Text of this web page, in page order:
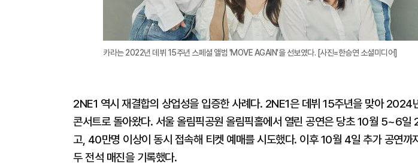
카라는 2022년 데뷔 15주년 스페셜 앨범 'MOVE AGAIN'을 선보였다. [사진=한승연 소셜미디어]
2NE1 역시 재결합의 상업성을 입증한 사례다. 2NE1은 데뷔 15주년을 맞아
콘서트로 돌아왔다. 서울 올림픽공원 올림픽홀에서 열린 공연은 당초 10월 5~6일
고, 40만명 이상이 동시 접속해 티켓 예매를 시도했다. 이후 10월 4일 추가 공연까
두 전석 매진을 기록했다.